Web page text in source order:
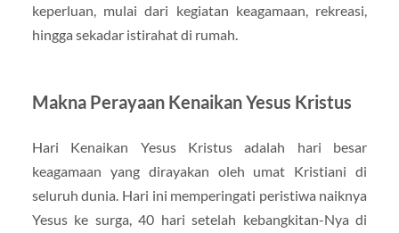
keperluan, mulai dari kegiatan keagamaan, rekreasi,
hingga sekadar istirahat di rumah.
Makna Perayaan Kenaikan Yesus Kristus
Hari Kenaikan Yesus Kristus adalah hari besar
keagamaan yang dirayakan oleh umat Kristiani di
seluruh dunia. Hari ini memperingati peristiwa naiknya
Yesus ke surga, 40 hari setelah kebangkitan-Nya di